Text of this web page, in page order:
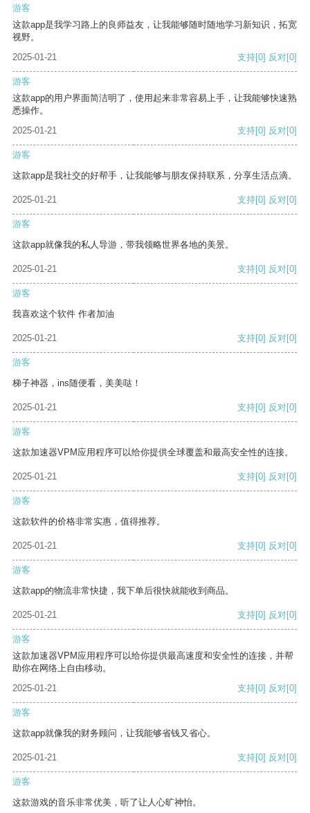
游客
这款app是我学习路上的良师益友，让我能够随时随地学习新知识，拓宽
视野。
2025-01-21
支持[0] 反对[0]
游客
这款app的用户界面简洁明了，使用起来非常容易上手，让我能够快速熟
悉操作。
2025-01-21
支持[0] 反对[0]
游客
这款app是我社交的好帮手，让我能够与朋友保持联系，分享生活点滴。
2025-01-21 支持[0] 反对[0]
游客
这款app就像我的私人导游，带我领略世界各地的美景。
2025-01-21 支持[0] 反对[0]
游客
我喜欢这个软件 作者加油
2025-01-21 支持[0] 反对[0]
游客
梯子神器，ins随便看，美美哒！
2025-01-21 支持[0] 反对[0]
游客
这款加速器VPM应用程序可以给你提供全球覆盖和最高安全性的连接。
2025-01-21 支持[0] 反对[0]
游客
这款软件的价格非常实惠，值得推荐。
2025-01-21 支持[0] 反对[0]
游客
这款app的物流非常快捷，我下单后很快就能收到商品。
2025-01-21 支持[0] 反对[0]
游客
这款加速器VPM应用程序可以给你提供最高速度和安全性的连接，并帮
助你在网络上自由移动。
2025-01-21
支持[0] 反对[0]
游客
这款app就像我的财务顾问，让我能够省钱又省心。
2025-01-21 支持[0] 反对[0]
游客
这款游戏的音乐非常优美，听了让人心旷神怡。